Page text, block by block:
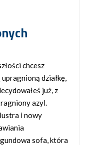
chcesz
działkę,
już, z
azyl.
i nowy
sofa, która